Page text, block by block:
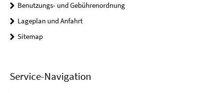
Benutzungs- und Gebührenordnung
Lageplan und Anfahrt
Sitemap
Service-Navigation